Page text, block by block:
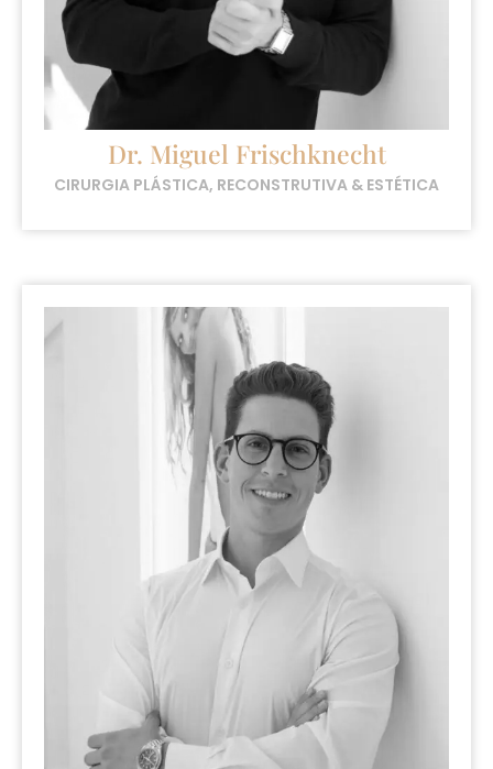
Dr. Miguel Frischknecht
CIRURGIA PLÁSTICA, RECONSTRUTIVA & ESTÉTICA